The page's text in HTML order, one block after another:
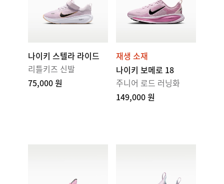
나이키 스텔라 라이드
리틀키즈 신발
75,000 원
재생 소재
나이키 보메로 18
주니어 로드 러닝화
149,000 원